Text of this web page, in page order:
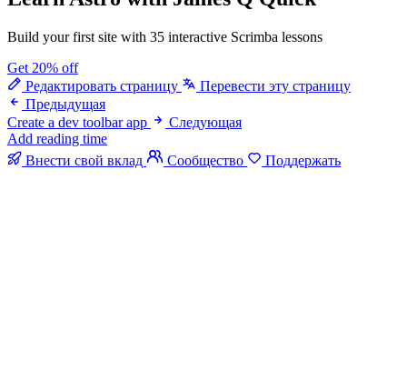
Build your first site with 35 interactive Scrimba lessons
Get 20% off
Редактировать страницу
Перевести эту страницу
Предыдущая
Create a dev toolbar app
Следующая
Add reading time
Внести свой вклад
Сообщество Поддержать